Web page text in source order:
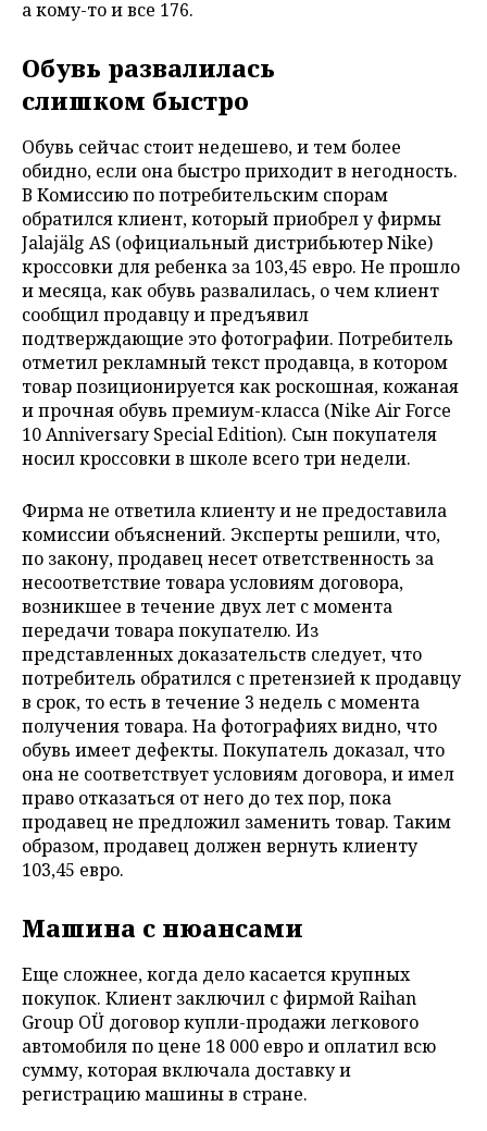
а кому-то и все 176.
Обувь развалилась
слишком быстро
Обувь сейчас стоит недешево, и тем более
обидно, если она быстро приходит в негодность.
В Комиссию по потребительским спорам
обратился клиент, который приобрел у фирмы
Jalajälg AS (официальный дистрибьютер Nike)
кроссовки для ребенка за 103,45 евро. Не прошло
и месяца, как обувь развалилась, о чем клиент
сообщил продавцу и предъявил
подтверждающие это фотографии. Потребитель
отметил рекламный текст продавца, в котором
товар позиционируется как роскошная, кожаная
и прочная обувь премиум-класса (Nike Air Force
10 Anniversary Special Edition). Сын покупателя
носил кроссовки в школе всего три недели.
Фирма не ответила клиенту и не предоставила
комиссии объяснений. Эксперты решили, что,
по закону, продавец несет ответственность за
несоответствие товара условиям договора,
возникшее в течение двух лет с момента
передачи товара покупателю. Из
представленных доказательств следует, что
потребитель обратился с претензией к продавцу
в срок, то есть в течение 3 недель с момента
получения товара. На фотографиях видно, что
обувь имеет дефекты. Покупатель доказал, что
она не соответствует условиям договора, и имел
право отказаться от него до тех пор, пока
продавец не предложил заменить товар. Таким
образом, продавец должен вернуть клиенту
103,45 евро.
Машина с нюансами
Еще сложнее, когда дело касается крупных
покупок. Клиент заключил с фирмой Raihan
Group OÜ договор купли-продажи легкового
автомобиля по цене 18 000 евро и оплатил всю
сумму, которая включала доставку и
регистрацию машины в стране.